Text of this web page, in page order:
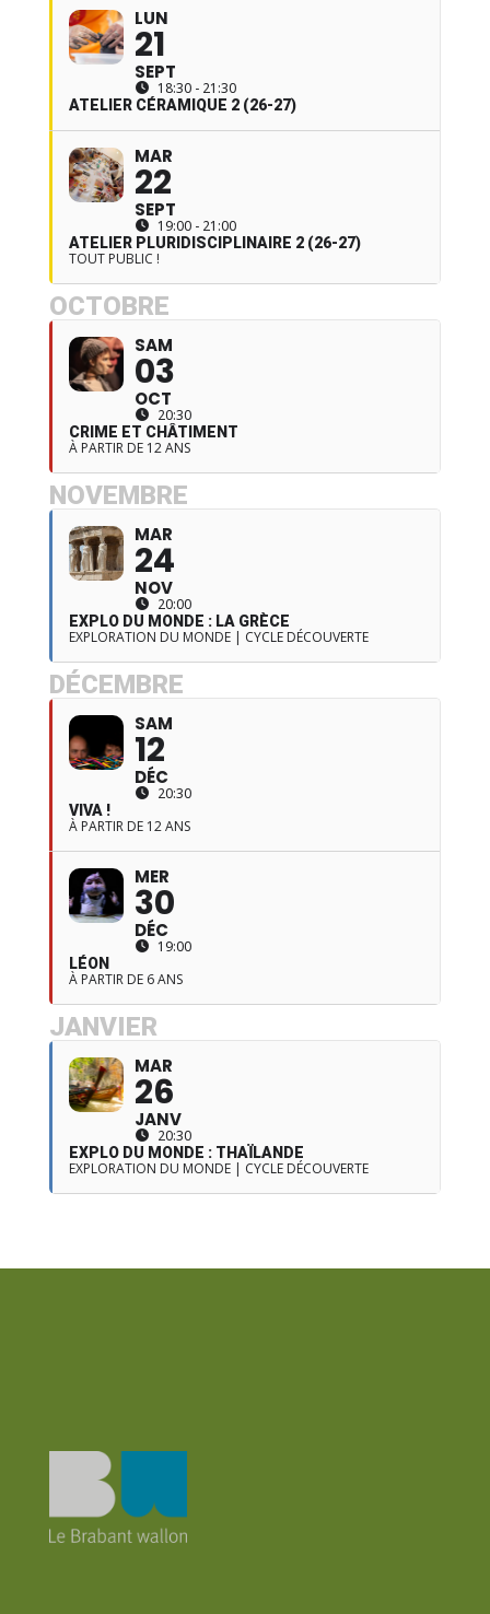
LUN
21
SEPT
18:30 - 21:30
ATELIER CÉRAMIQUE 2 (26-27)
MAR
22
SEPT
19:00 - 21:00
ATELIER PLURIDISCIPLINAIRE 2 (26-27)
TOUT PUBLIC !
OCTOBRE
SAM
03
OCT
20:30
CRIME ET CHÂTIMENT
À PARTIR DE 12 ANS
NOVEMBRE
MAR
24
NOV
20:00
EXPLO DU MONDE : LA GRÈCE
EXPLORATION DU MONDE | CYCLE DÉCOUVERTE
DÉCEMBRE
SAM
12
DÉC
20:30
VIVA !
À PARTIR DE 12 ANS
MER
30
DÉC
19:00
LÉON
À PARTIR DE 6 ANS
JANVIER
MAR
26
JANV
20:30
EXPLO DU MONDE : THAÏLANDE
EXPLORATION DU MONDE | CYCLE DÉCOUVERTE